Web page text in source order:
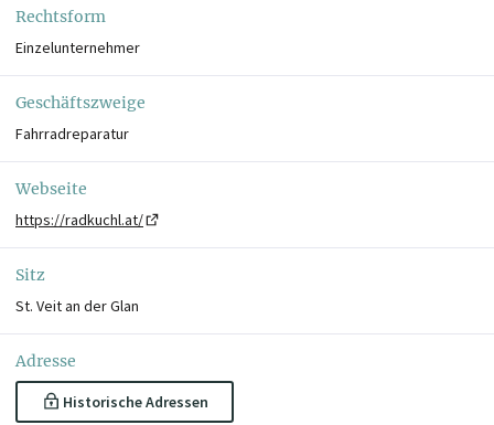
Rechtsform
Einzelunternehmer
Geschäftszweige
Fahrradreparatur
Webseite
https://radkuchl.at/
Sitz
St. Veit an der Glan
Adresse
Historische Adressen